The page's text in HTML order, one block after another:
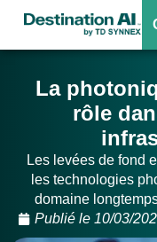
La
rôle
Les levées de fond
les technologies
domaine
Publié le 10/03/